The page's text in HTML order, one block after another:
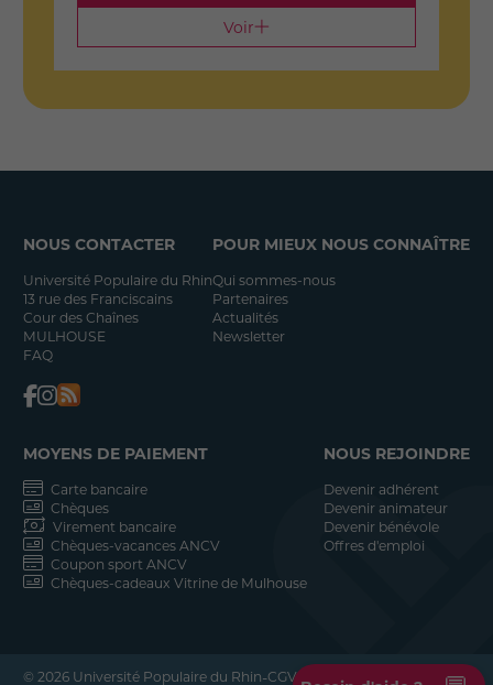
Voir
NOUS CONTACTER
Université Populaire du Rhin
13 rue des Franciscains
Cour des Chaînes
MULHOUSE
FAQ
POUR MIEUX NOUS CONNAÎTRE
Qui sommes-nous
Partenaires
Actualités
Newsletter
MOYENS DE PAIEMENT
Carte bancaire
Chèques
Virement bancaire
Chèques-vacances ANCV
Coupon sport ANCV
Chèques-cadeaux Vitrine de Mulhouse
NOUS REJOINDRE
Devenir adhérent
Devenir animateur
Devenir bénévole
Offres d'emploi
© 2026 Université Populaire du Rhin-CGV-